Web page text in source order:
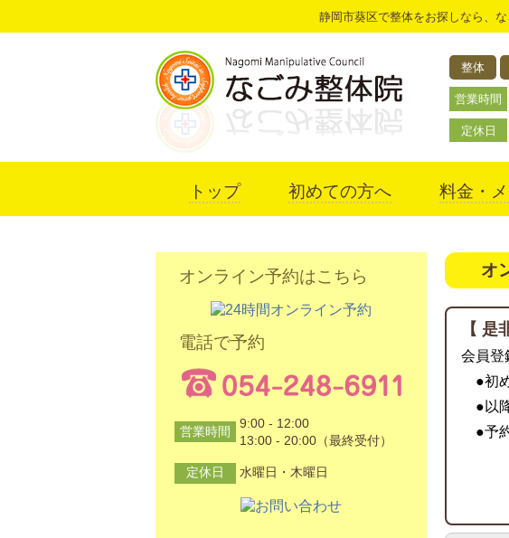
静岡市葵区で整体をお探しなら、
整体
営業時間
定休日
トップ 初めての方へ 料金・
オ
【 是
会員登
●初
●以
●予
オンライン予約はこちら
電話で予約
営業時間
9:00 - 12:00
13:00 - 20:00（最終受付）
定休日 水曜日・木曜日